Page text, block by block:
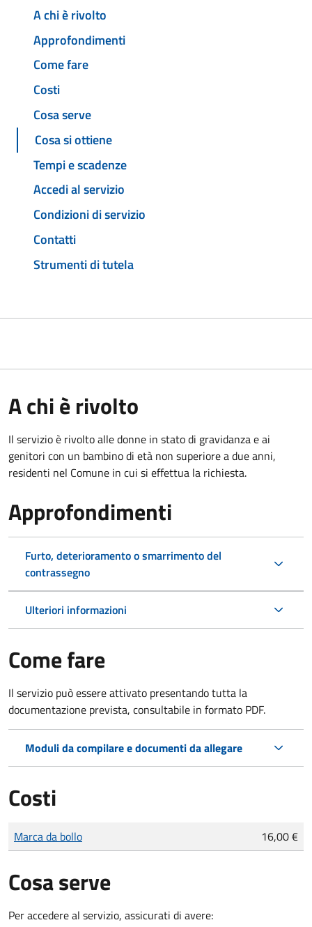
A chi è rivolto
Approfondimenti
Come fare
Costi
Cosa serve
Cosa si ottiene
Tempi e scadenze
Accedi al servizio
Condizioni di servizio
Contatti
Strumenti di tutela
A chi è rivolto
Il servizio è rivolto alle donne in stato di gravidanza e ai
genitori con un bambino di età non superiore a due anni,
residenti nel Comune in cui si effettua la richiesta.
Approfondimenti
Furto, deterioramento o smarrimento del
contrassegno
Ulteriori informazioni
Come fare
Il servizio può essere attivato presentando tutta la
documentazione prevista, consultabile in formato PDF.
Moduli da compilare e documenti da allegare
Costi
Tipo di pagamento
Importo
Marca da bollo 16,00 €
Cosa serve
Per accedere al servizio, assicurati di avere: